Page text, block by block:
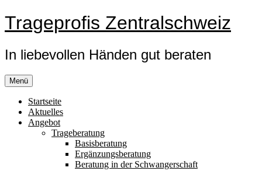
Zum
Inhalt
Trageprofis Zentralschweiz
In liebevollen Händen gut beraten
Menü
Startseite
Aktuelles
Angebot
Trageberatung
Basisberatung
Ergänzungsberatung
Beratung in der Schwangerschaft